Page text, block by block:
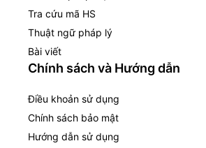
Tra cứu mã HS
Thuật ngữ pháp lý
Bài viết
Chính sách và Hướng dẫn
Điều khoản sử dụng
Chính sách bảo mật
Hướng dẫn sử dụng